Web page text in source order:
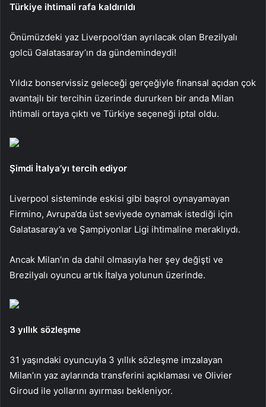
Türkiye ihtimali rafa kaldırıldı
Önümüzdeki yaz Liverpool’dan ayrılacak olan Brezilyalı
golcü Galatasaray’ın da gündemindeydi!
Yıldız bonservissiz geleceği gerçeğiyle finansal açıdan çok
avantajlı bir tercihin üzerinde dururken bir anda Milan
ihtimali ortaya çıktı ve Türkiye seçeneği iptal oldu.
Şimdi İtalya’yı tercih ediyor
Liverpool sisteminde eskisi gibi başrol oynayamayan
Firmino, Avrupa’da üst seviyede oynamak istediği için
Galatasaray’a ve Şampiyonlar Ligi ihtimaline meraklıydı.
Ancak Milan’ın da dahil olmasıyla her şey değişti ve
Brezilyalı oyuncu artık İtalya yolunun üzerinde.
3 yıllık sözleşme
31 yaşındaki oyuncuyla 3 yıllık sözleşme imzalayan
Milan’ın yaz aylarında transferini açıklaması ve Olivier
Giroud ile yollarını ayırması bekleniyor.